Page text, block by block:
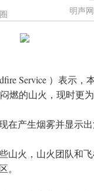
明声
Service ）表示，
燃的山火，现时更
在产生烟雾并显示
山火，山火团队和
。